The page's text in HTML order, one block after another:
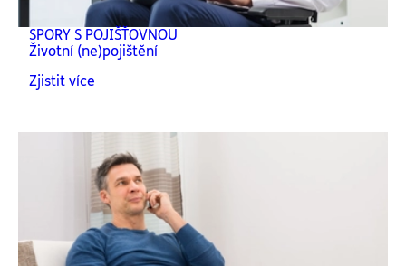
SPORY S POJIŠŤOVNOU
Životní (ne)pojištění
Zjistit více